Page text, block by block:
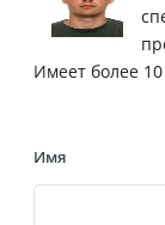
Имеет более
Имя